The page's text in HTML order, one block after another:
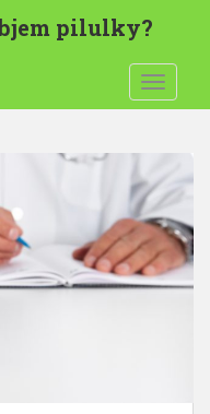
pilulky?